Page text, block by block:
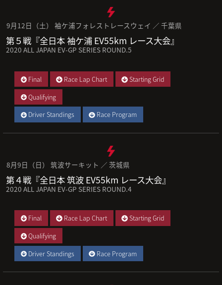
9月12日（土） 袖ケ浦フォレストレースウェイ ／ 千葉県
第５戦『全日本 袖ケ浦 EV55km レース大会』
2020 ALL JAPAN EV-GP SERIES ROUND.5
Final Race Lap Chart
Starting Grid
Qualifying
Driver Standings
Race Program
8月9日（日） 筑波サーキット ／ 茨城県
第４戦『全日本 筑波 EV55km レース大会』
2020 ALL JAPAN EV-GP SERIES ROUND.4
Final Race Lap Chart
Starting Grid
Qualifying
Driver Standings
Race Program